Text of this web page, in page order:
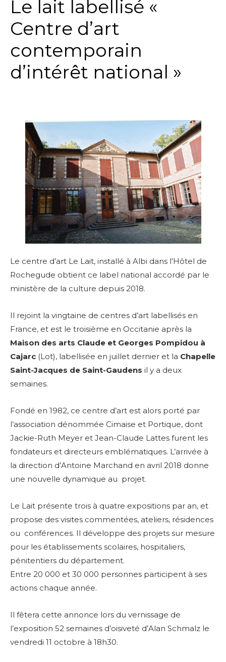
Le lait labellisé «
Centre d’art
contemporain
d’intérêt national »
Le centre d’art Le Lait, installé à Albi dans l’Hôtel de
Rochegude obtient ce label national accordé par le
ministère de la culture depuis 2018.
Il rejoint la vingtaine de centres d’art labellisés en
France, et est le troisième en Occitanie après la
Maison des arts Claude et Georges Pompidou à
Cajarc (Lot), labellisée en juillet dernier et la Chapelle
Saint-Jacques de Saint-Gaudens il y a deux
semaines.
Fondé en 1982, ce centre d’art est alors porté par
l’association dénommée Cimaise et Portique, dont
Jackie-Ruth Meyer et Jean-Claude Lattes furent les
fondateurs et directeurs emblématiques. L’arrivée à
la direction d’Antoine Marchand en avril 2018 donne
une nouvelle dynamique au projet.
Le Lait présente trois à quatre expositions par an, et
propose des visites commentées, ateliers, résidences
ou conférences. Il développe des projets sur mesure
pour les établissements scolaires, hospitaliers,
pénitentiers du département.
Entre 20 000 et 30 000 personnes participent à ses
actions chaque année.
Il fêtera cette annonce lors du vernissage de
l’exposition 52 semaines d’oisiveté d’Alan Schmalz le
vendredi 11 octobre à 18h30.